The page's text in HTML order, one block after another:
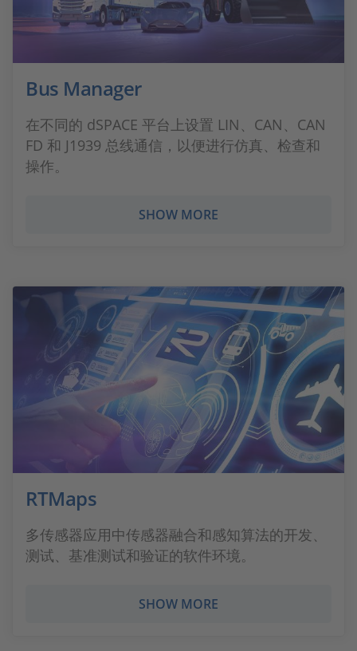
Bus Manager
在不同的 dSPACE 平台上设置 LIN、CAN、CAN
FD 和 J1939 总线通信，以便进行仿真、检查和
操作。
SHOW MORE
RTMaps
多传感器应用中传感器融合和感知算法的开发、
测试、基准测试和验证的软件环境。
SHOW MORE